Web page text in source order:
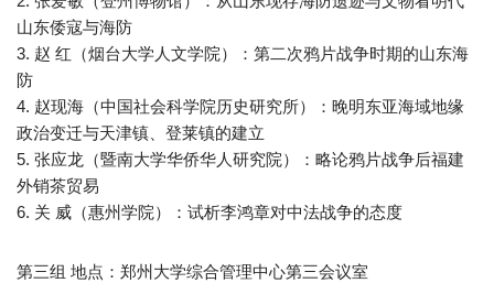
山东倭寇与海防
3. 赵 红（烟台大学人文学院）：第二次鸦片战争时期的山东海
防
4. 赵现海（中国社会科学院历史研究所）：晚明东亚海域地缘
政治变迁与天津镇、登莱镇的建立
5. 张应龙（暨南大学华侨华人研究院）：略论鸦片战争后福建
外销茶贸易
6. 关 威（惠州学院）：试析李鸿章对中法战争的态度
第三组 地点：郑州大学综合管理中心第三会议室